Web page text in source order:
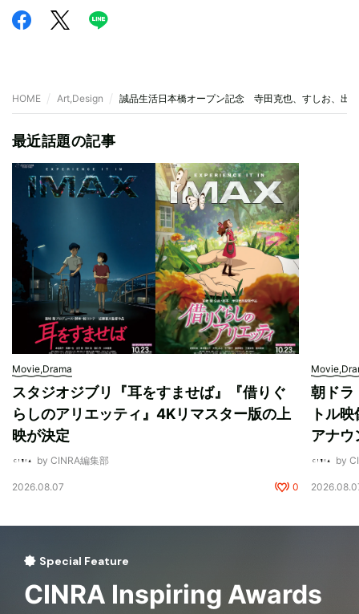
HOME Art,Design 誠品生活日本橋オープン記念 寺田克也、すしお、出
最近話題の記事
Movie,Drama
スタジオジブリ『耳をすませば』『借りぐ
らしのアリエッティ』4Kリマスター版の上
映が決定
by CINRA編集部
2026.08.07 0
朝ドラ
トル
アナウ
by
Special Feature
CINRA Inspiring Awards